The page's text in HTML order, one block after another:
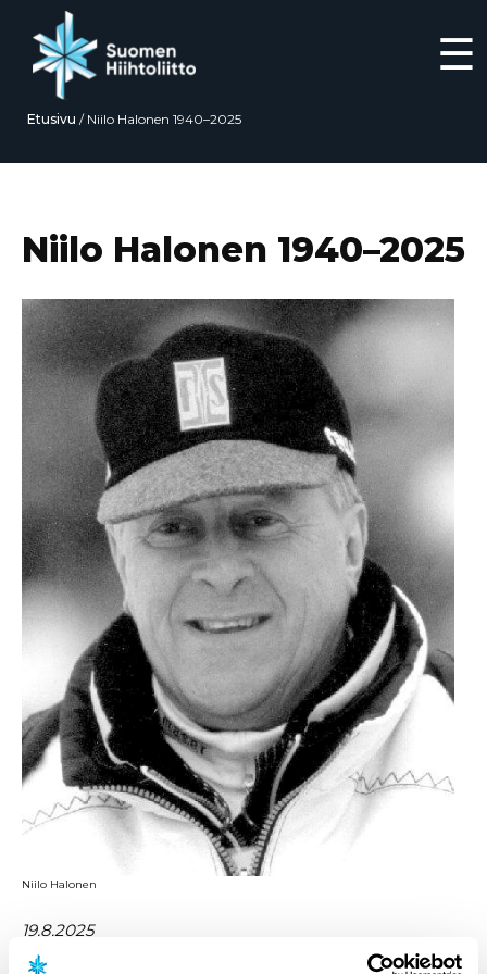
☰
Etusivu / Niilo Halonen 1940–2025
Niilo Halonen 1940–2025
Niilo Halonen
19.8.2025